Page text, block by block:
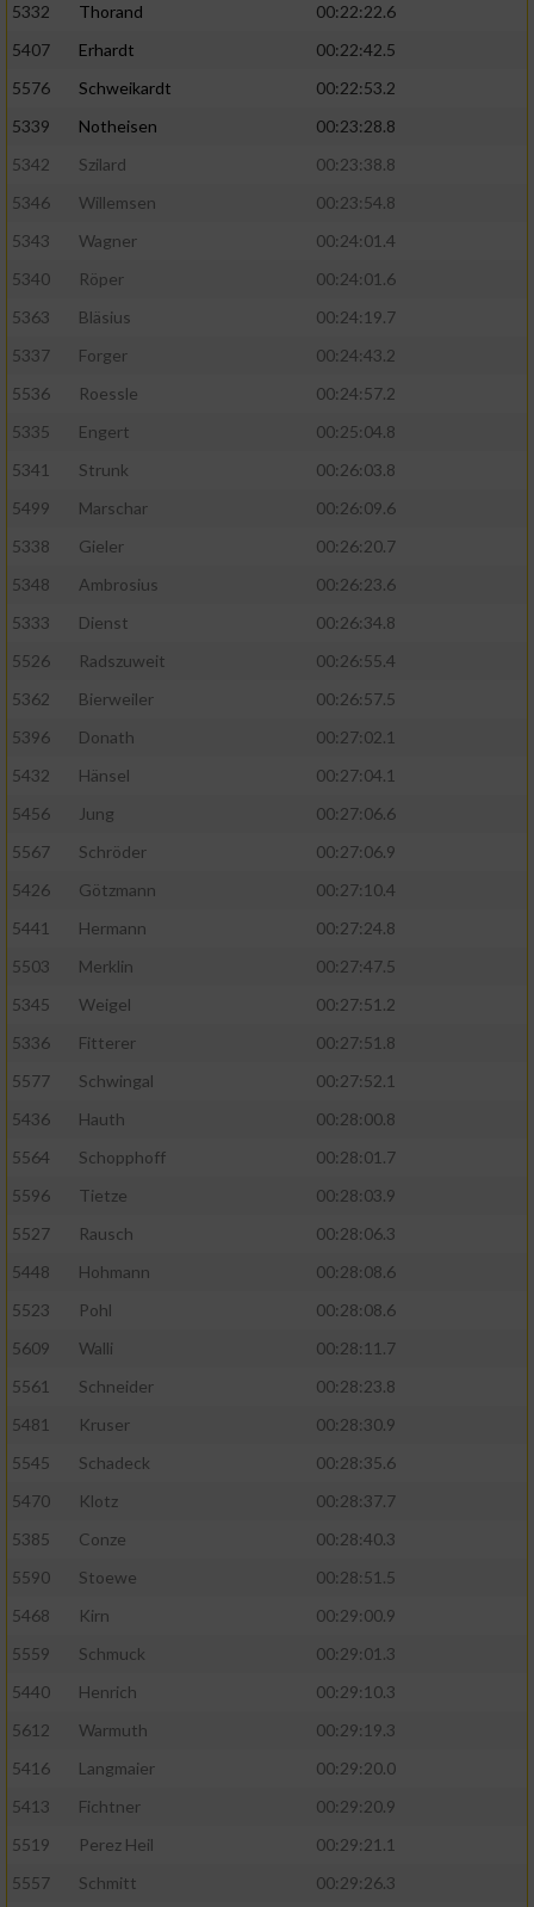
5332
Thorand
00:22:22.6
5407
Erhardt
00:22:42.5
5576
Schweikardt
00:22:53.2
5339
Notheisen
00:23:28.8
5342
Szilard
00:23:38.8
5346
Willemsen
00:23:54.8
5343
Wagner
00:24:01.4
5340
Röper
00:24:01.6
5363
Bläsius
00:24:19.7
5337
Forger
00:24:43.2
5536
Roessle
00:24:57.2
5335
Engert
00:25:04.8
5341
Strunk
00:26:03.8
5499
Marschar
00:26:09.6
5338
Gieler
00:26:20.7
5348
Ambrosius
00:26:23.6
5333
Dienst
00:26:34.8
5526
Radszuweit
00:26:55.4
5362
Bierweiler
00:26:57.5
5396
Donath
00:27:02.1
5432
Hänsel
00:27:04.1
5456
Jung
00:27:06.6
5567
Schröder
00:27:06.9
5426
Götzmann
00:27:10.4
5441
Hermann
00:27:24.8
5503
Merklin
00:27:47.5
5345
Weigel
00:27:51.2
5336
Fitterer
00:27:51.8
5577
Schwingal
00:27:52.1
5436
Hauth
00:28:00.8
5564
Schopphoff
00:28:01.7
5596
Tietze
00:28:03.9
5527
Rausch
00:28:06.3
5448
Hohmann
00:28:08.6
5523
Pohl
00:28:08.6
5609
Walli
00:28:11.7
5561
Schneider
00:28:23.8
5481
Kruser
00:28:30.9
5545
Schadeck
00:28:35.6
5470
Klotz
00:28:37.7
5385
Conze
00:28:40.3
5590
Stoewe
00:28:51.5
5468
Kirn
00:29:00.9
5559
Schmuck
00:29:01.3
5440
Henrich
00:29:10.3
5612
Warmuth
00:29:19.3
5416
Langmaier
00:29:20.0
5413
Fichtner
00:29:20.9
5519
Perez Heil
00:29:21.1
5557
Schmitt 00:29:26.3